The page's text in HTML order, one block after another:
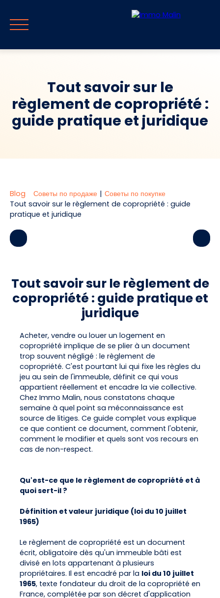
Главная Продавать Покупать Путеводитель и блог
Tout savoir sur le
règlement de copropriété :
guide pratique et juridique
Blog Советы по продаже | Советы по покупке
Tout savoir sur le règlement de copropriété : guide
pratique et juridique
Tout savoir sur le règlement de
copropriété : guide pratique et
juridique
Acheter, vendre ou louer un logement en
copropriété implique de se plier à un document
trop souvent négligé : le règlement de
copropriété. C'est pourtant lui qui fixe les règles du
jeu au sein de l'immeuble, définit ce qui vous
appartient réellement et encadre la vie collective.
Chez Immo Malin, nous constatons chaque
semaine à quel point sa méconnaissance est
source de litiges. Ce guide complet vous explique
ce que contient ce document, comment l'obtenir,
comment le modifier et quels sont vos recours en
cas de non-respect.
Qu'est-ce que le règlement de copropriété et à
quoi sert-il ?
Définition et valeur juridique (loi du 10 juillet
1965)
Le règlement de copropriété est un document
écrit, obligatoire dès qu'un immeuble bâti est
divisé en lots appartenant à plusieurs
propriétaires. Il est encadré par la loi du 10 juillet
1965, texte fondateur du droit de la copropriété en
France, complétée par son décret d'application